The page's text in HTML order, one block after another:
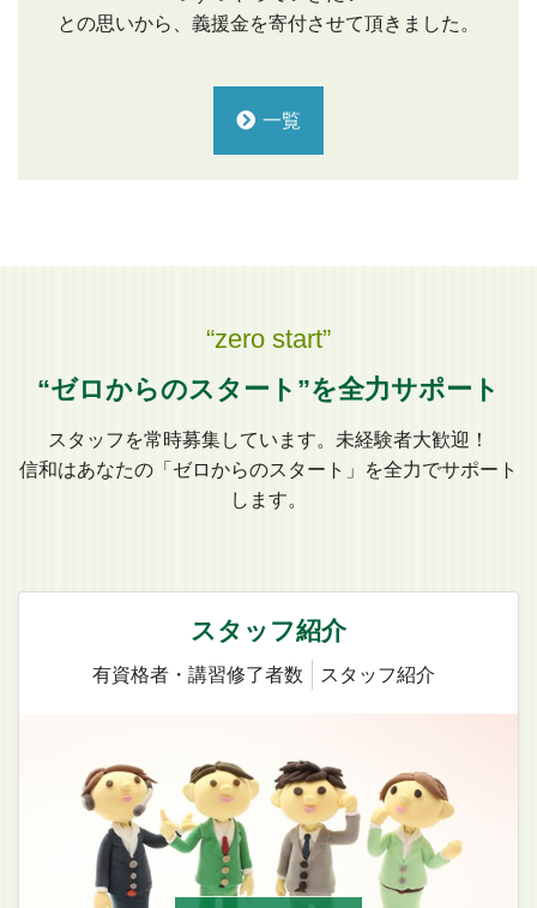
との思いから、義援金を寄付させて頂きました。
一覧
“zero start”
“ゼロからのスタート”を全力サポート
スタッフを常時募集しています。未経験者大歓迎！
信和はあなたの「ゼロからのスタート」を全力でサポート
します。
スタッフ紹介
有資格者・講習修了者数 スタッフ紹介